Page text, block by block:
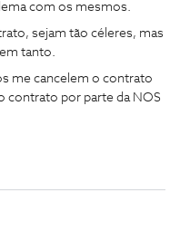
com os mesmos.
sejam tão céleres, mas
tanto.
me cancelem o contrato
contrato por parte da NOS